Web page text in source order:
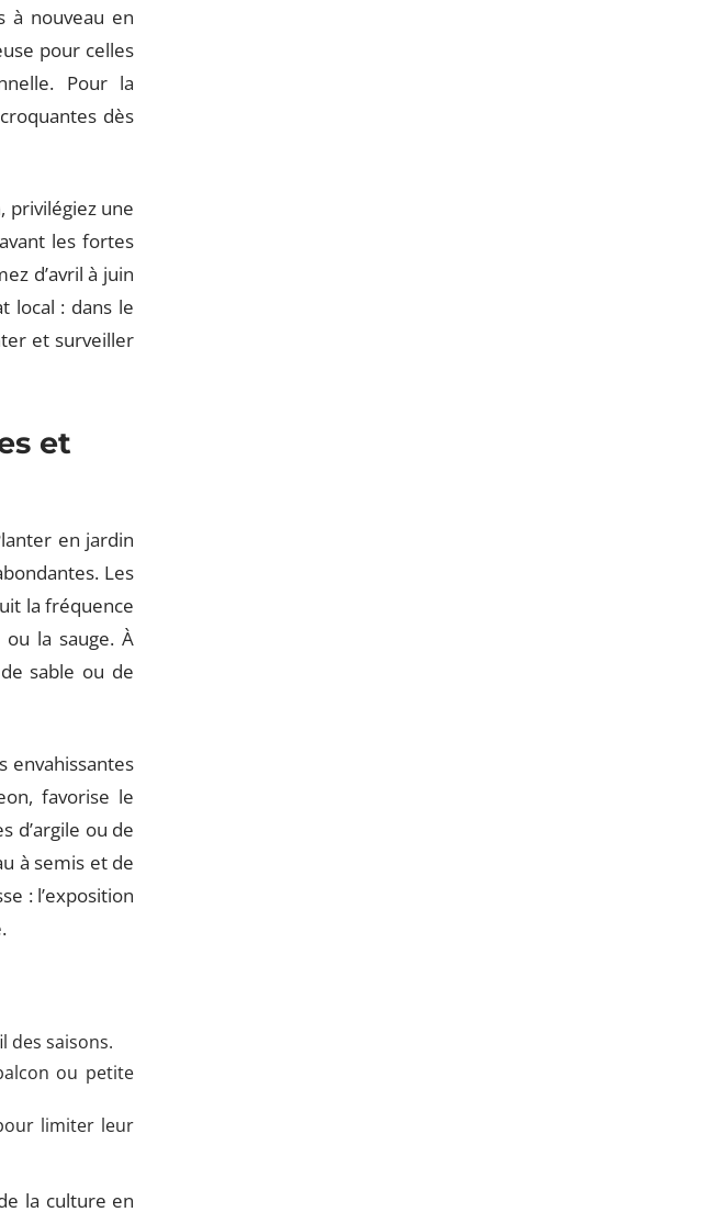
à nouveau en
pour celles
Pour la
dès
une
les fortes
d’avril à juin
local : dans le
et surveiller
et
en jardin
Les
la fréquence
la sauge. À
sable ou de
envahissantes
favorise le
d’argile ou de
à semis et de
: l’exposition
des saisons.
ou petite
limiter leur
la culture en